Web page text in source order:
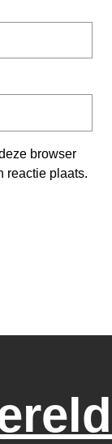
browser
reactie plaats.